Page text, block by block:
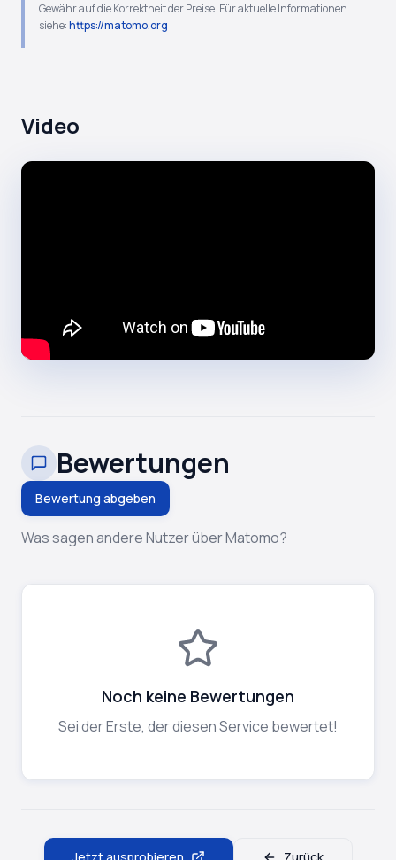
Gewähr auf die Korrektheit der Preise. Für aktuelle Informationen
siehe:https://matomo.org
Video
Bewertungen
Bewertung abgeben
Was sagen andere Nutzer über Matomo?
Noch keine Bewertungen
Sei der Erste, der diesen Service bewertet!